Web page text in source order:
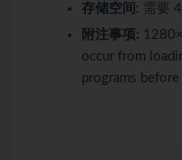
存储空间: 需要
附注事项:
occur from
programs